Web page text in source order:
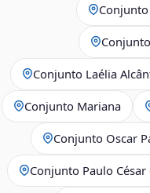
Conjunto Laélia
Conjunto Mariana
Conjunto Oscar
Conjunto Paulo